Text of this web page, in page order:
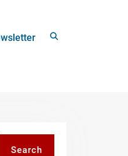
Search